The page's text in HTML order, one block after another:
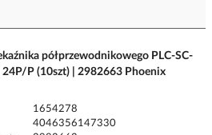
półprzewodnikowego PLC-SC-
24P/P (10szt) | 2982663 Phoenix
1654278
4046356147330